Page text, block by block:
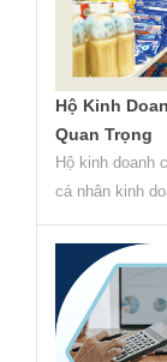
Hộ Kinh
Quan Trọng
Hộ kinh doanh
cá nhân kinh